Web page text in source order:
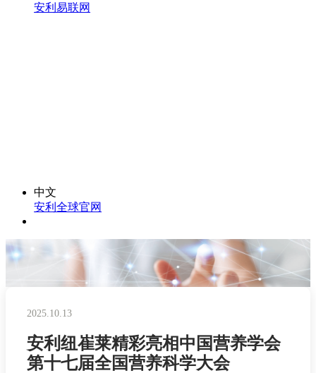
安利易联网
中文
安利全球官网
2025.10.13
安利纽崔莱精彩亮相中国营养学会
第十七届全国营养科学大会